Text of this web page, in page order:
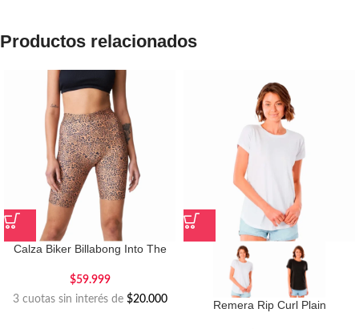
Productos relacionados
Calza Biker Billabong Into The
$59.999
3 cuotas sin interés de $20.000 Remera Rip Curl Plain